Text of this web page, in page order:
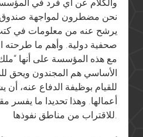
والكلام عن أي فرد في
نحن مضطرون لمواجهة صندوق
يرشح عنه من معلومات في كتب
صحفية دولية. وأهم ما طرحته
مع هذه المؤسسة على أنها
الأساسي هم المجندون ويحق
للقيام بوظيفة الدفاع عنه،
أعمالها. وهذا تحديدا ما يفسر
للاقتراب من مناطق نفوذها.